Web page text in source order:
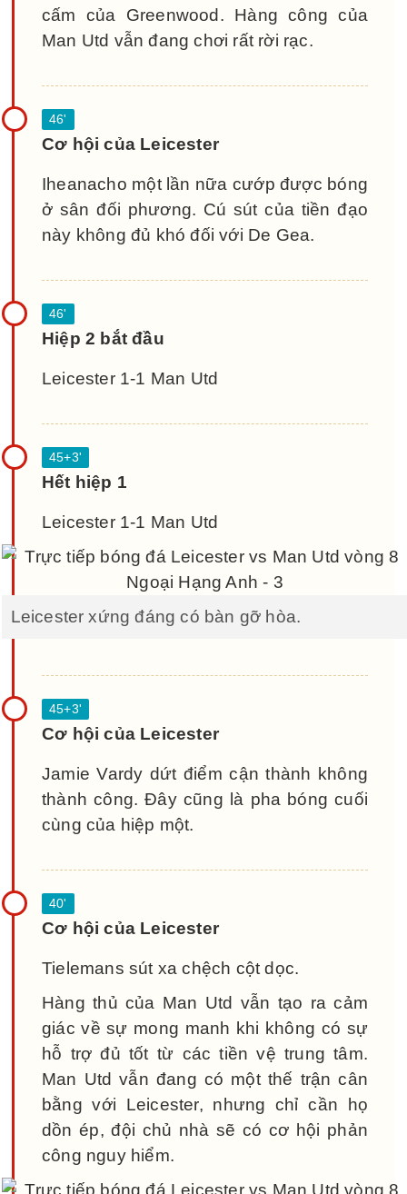
cấm của Greenwood. Hàng công của
Man Utd vẫn đang chơi rất rời rạc.
Cơ hội của Leicester
Iheanacho một lần nữa cướp được bóng
ở sân đối phương. Cú sút của tiền đạo
này không đủ khó đối với De Gea.
Hiệp 2 bắt đầu
Leicester 1-1 Man Utd
Hết hiệp 1
Leicester 1-1 Man Utd
Leicester xứng đáng có bàn gỡ hòa.
Cơ hội của Leicester
Jamie Vardy dứt điểm cận thành không
thành công. Đây cũng là pha bóng cuối
cùng của hiệp một.
Cơ hội của Leicester
Tielemans sút xa chệch cột dọc.
Hàng thủ của Man Utd vẫn tạo ra cảm
giác về sự mong manh khi không có sự
hỗ trợ đủ tốt từ các tiền vệ trung tâm.
Man Utd vẫn đang có một thế trận cân
bằng với Leicester, nhưng chỉ cần họ
dồn ép, đội chủ nhà sẽ có cơ hội phản
công nguy hiểm.